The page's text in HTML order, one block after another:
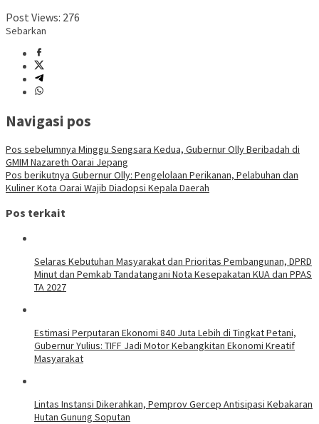
Post Views: 276
Sebarkan
Navigasi pos
Pos sebelumnya Minggu Sengsara Kedua, Gubernur Olly Beribadah di
GMIM Nazareth Oarai Jepang
Pos berikutnya Gubernur Olly: Pengelolaan Perikanan, Pelabuhan dan
Kuliner Kota Oarai Wajib Diadopsi Kepala Daerah
Pos terkait
Selaras Kebutuhan Masyarakat dan Prioritas Pembangunan, DPRD
Minut dan Pemkab Tandatangani Nota Kesepakatan KUA dan PPAS
TA 2027
Estimasi Perputaran Ekonomi 840 Juta Lebih di Tingkat Petani,
Gubernur Yulius: TIFF Jadi Motor Kebangkitan Ekonomi Kreatif
Masyarakat
Lintas Instansi Dikerahkan, Pemprov Gercep Antisipasi Kebakaran
Hutan Gunung Soputan